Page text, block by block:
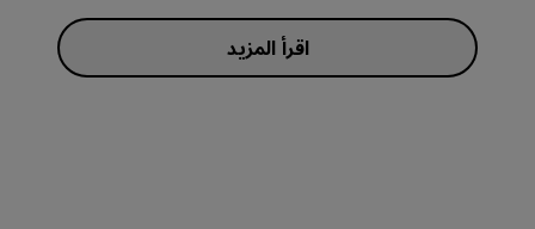
اقرأ المزيد